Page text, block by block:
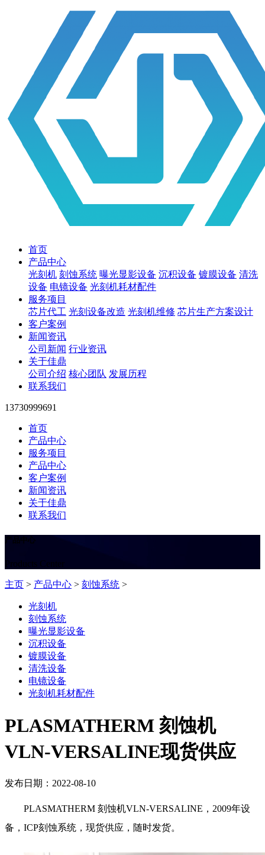
首页
产品中心
光刻机 刻蚀系统 曝光显影设备 沉积设备 镀膜设备 清洗
设备 电镜设备 光刻机耗材配件
服务项目
芯片代工 光刻设备改造 光刻机维修 芯片生产方案设计
客户案例
新闻资讯
公司新闻 行业资讯
关于佳鼎
公司介绍 核心团队 发展历程
联系我们
13730999691
首页
产品中心
服务项目
产品中心
客户案例
新闻资讯
关于佳鼎
联系我们
产品中心
Products Center
主页 > 产品中心 > 刻蚀系统 >
光刻机
刻蚀系统
曝光显影设备
沉积设备
镀膜设备
清洗设备
电镜设备
光刻机耗材配件
PLASMATHERM 刻蚀机
VLN-VERSALINE现货供应
发布日期：2022-08-10
PLASMATHERM 刻蚀机VLN-VERSALINE，2009年设
备，ICP刻蚀系统，现货供应， 随时发货。